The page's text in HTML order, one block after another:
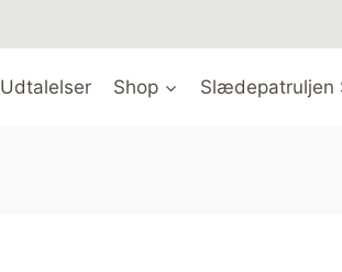
Udtalelser Shop Slædepatruljen